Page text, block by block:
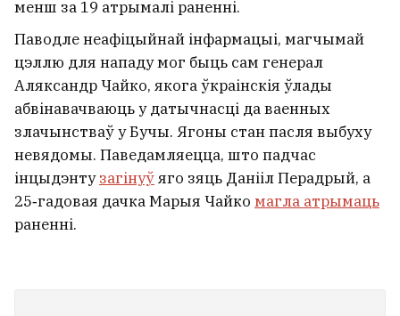
менш за 19 атрымалі раненні.
Паводле неафіцыйнай інфармацыі, магчымай
цэллю для нападу мог быць сам генерал
Аляксандр Чайко, якога ўкраінскія ўлады
абвінавачваюць у датычнасці да ваенных
злачынстваў у Бучы. Ягоны стан пасля выбуху
невядомы. Паведамляецца, што падчас
інцыдэнтузагінуўяго зяць Данііл Перадрый, а
25‑гадовая дачка Марыя Чайко магла атрымаць
раненні.